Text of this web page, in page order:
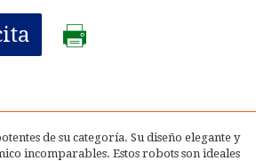
de su categoría. Su diseño elegante y
incomparables. Estos robots son ideales